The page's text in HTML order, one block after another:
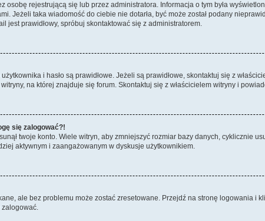
rejestrującą się lub przez administratora. Informacja o tym była
Jeżeli taka wiadomość do ciebie nie dotarła, być może został podany
jest prawidłowy, spróbuj skontaktować się z administratorem.
i hasło są prawidłowe. Jeżeli są prawidłowe, skontaktuj się z
na której znajduje się forum. Skontaktuj się z właścicielem witryny i
się zalogować?!
twoje konto. Wiele witryn, aby zmniejszyć rozmiar bazy danych, cyklicznie
aktywnym i zaangażowanym w dyskusje użytkownikiem.
ale bez problemu może zostać zresetowane. Przejdź na stronę logowania i
zalogować.